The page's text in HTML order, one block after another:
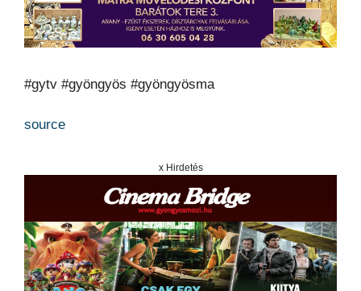
#gytv #gyöngyös #gyöngyösma
source
x Hirdetés